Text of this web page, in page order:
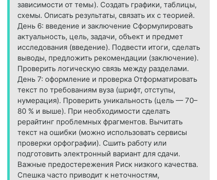
зависимости от темы). Создать графики, таблицы,
схемы. Описать результаты, связать их с теорией.
День 6: введение и заключение Сформулировать
актуальность, цель, задачи, объект и предмет
исследования (введение). Подвести итоги, сделать
выводы, предложить рекомендации (заключение).
Проверить логическую связь между разделами.
День 7: оформление и проверка Отформатировать
текст по требованиям вуза (шрифт, отступы,
нумерация). Проверить уникальность (цель — 70–
80 % и выше). При необходимости сделать
рерайтинг проблемных фрагментов. Вычитать
текст на ошибки (можно использовать сервисы
проверки орфографии). Сшить работу или
подготовить электронный вариант для сдачи.
Важные предостережения Риск низкого качества.
Спешка часто приводит к неточностям,